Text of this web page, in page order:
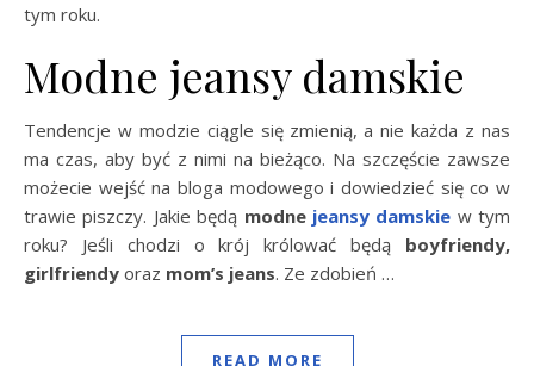
tym roku.
Modne jeansy damskie
Tendencje w modzie ciągle się zmienią, a nie każda z nas
ma czas, aby być z nimi na bieżąco. Na szczęście zawsze
możecie wejść na bloga modowego i dowiedzieć się co w
trawie piszczy. Jakie będą modne jeansy damskie w tym
roku? Jeśli chodzi o krój królować będą boyfriendy,
girlfriendy oraz mom’s jeans. Ze zdobień …
READ MORE